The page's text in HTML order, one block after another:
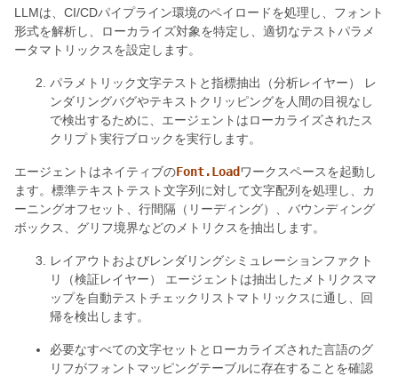
LLMは、CI/CDパイプライン環境のペイロードを処理し、フォント
形式を解析し、ローカライズ対象を特定し、適切なテストパラメ
ータマトリックスを設定します。
パラメトリック文字テストと指標抽出（分析レイヤー） レ
ンダリングバグやテキストクリッピングを人間の目視なし
で検出するために、エージェントはローカライズされたス
クリプト実行ブロックを実行します。
エージェントはネイティブのFont.Load ワークスペースを起動し
ます。標準テキストテスト文字列に対して文字配列を処理し、カ
ーニングオフセット、行間隔（リーディング）、バウンディング
ボックス、グリフ境界などのメトリクスを抽出します。
レイアウトおよびレンダリングシミュレーションファクト
リ（検証レイヤー） エージェントは抽出したメトリクスマ
ップを自動テストチェックリストマトリックスに通し、回
帰を検出します。
必要なすべての文字セットとローカライズされた言語のグ
リフがフォントマッピングテーブルに存在することを確認